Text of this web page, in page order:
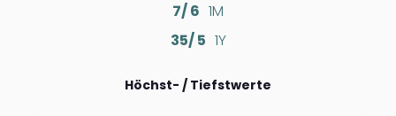
7/ 6 1M
35/ 5 1Y
Höchst- / Tiefstwerte